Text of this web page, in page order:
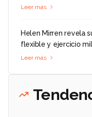
Leer más
Helen Mirren revela
flexible y ejercicio
Leer más